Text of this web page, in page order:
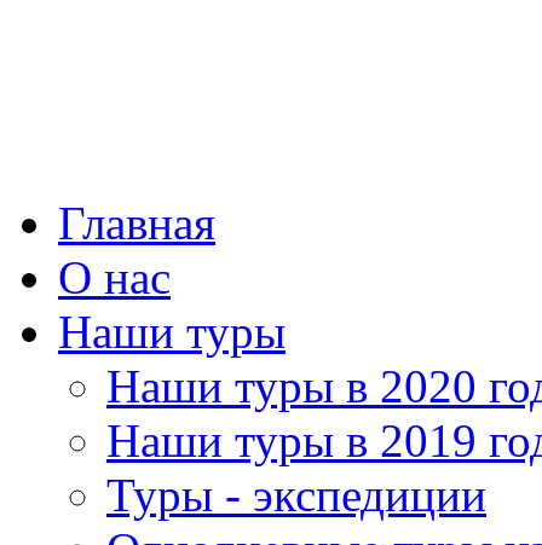
Главная
О нас
Наши туры
Наши туры в 2020
Наши туры в 2019
Туры - экспедиции